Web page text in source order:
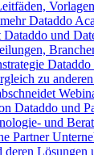
Dataddo
und
Dataddo
zu
Dataddo und
und
Partner
Lösungen